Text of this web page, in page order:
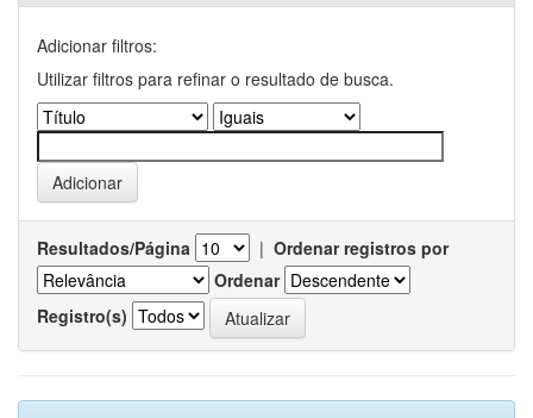
Adicionar filtros:
Utilizar filtros para refinar o resultado de busca.
Resultados/Página | Ordenar registros por
Ordenar
Registro(s)